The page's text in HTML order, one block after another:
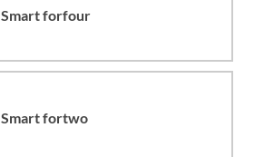
Smart forfour
Smart fortwo